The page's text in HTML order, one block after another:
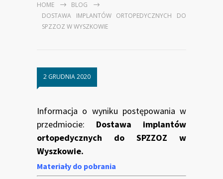
HOME
BLOG
DOSTAWA IMPLANTÓW ORTOPEDYCZNYCH DO
SPZZOZ W WYSZKOWIE
2 GRUDNIA 2020
Informacja o wyniku postępowania w
przedmiocie: Dostawa implantów
ortopedycznych do SPZZOZ w
Wyszkowie.
Materiały do pobrania